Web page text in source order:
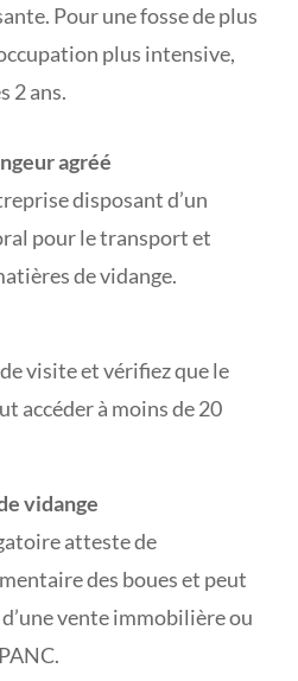
Pour une fosse de plus
plus intensive,
2 ans.
agréé
disposant d’un
pour le transport et
de vidange.
visite et vérifiez que le
accéder à moins de 20
vidange
atteste de
des boues et peut
vente immobilière ou